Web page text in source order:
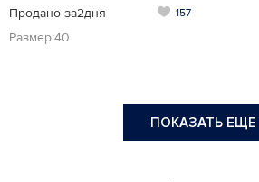
Продано за2дня
157
Размер:40
ПОКАЗАТЬ ЕЩЕ